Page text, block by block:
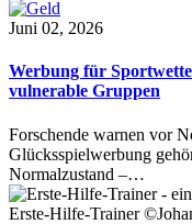
Juni 02, 2026
Werbung für
vulnerable Gruppen
Forschende warnen vor
Glücksspielwerbung
Normalzustand –…
Erste-Hilfe-Trainer